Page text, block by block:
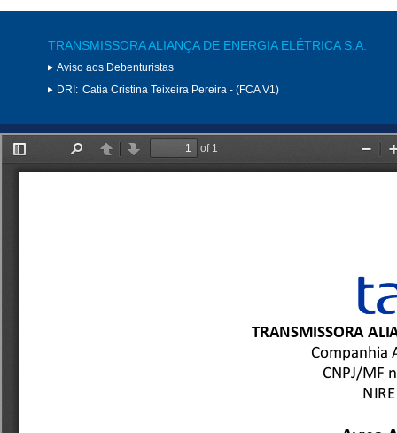
TRANSMISSORA ALIANÇA DE ENERGIA ELÉTRICA S.A.
Aviso aos Debenturistas
DRI: Catia Cristina Teixeira Pereira - (FCA V1)